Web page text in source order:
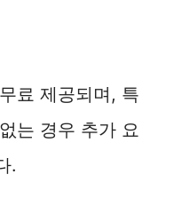
료 제공되며, 특
는 경우 추가 요
.